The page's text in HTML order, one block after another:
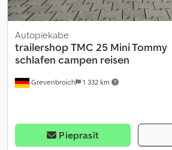
Grevenbroich 1 332 km
Autopiekabe
trailershopTMC 25 Mini Tommy
schlafen campen reisen
Pieprasīt